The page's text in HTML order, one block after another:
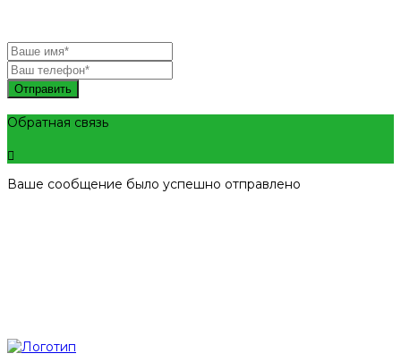
Отправить
Обратная связь
Ваше сообщение было успешно отправлено